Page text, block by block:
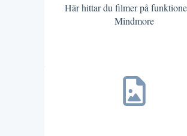
Här hittar du filmer på
Mindmore